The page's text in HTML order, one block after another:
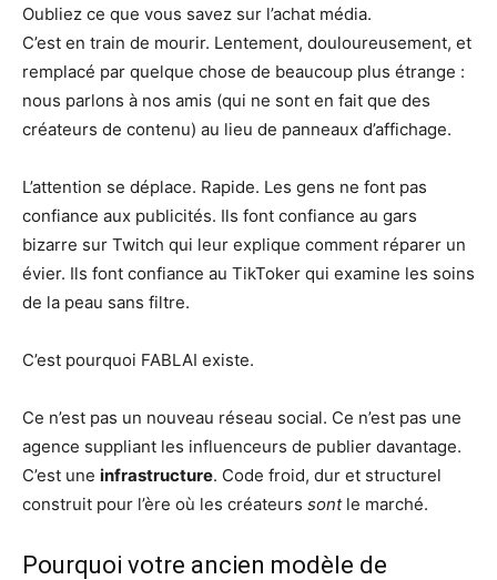
Oubliez ce que vous savez sur l’achat média.
C’est en train de mourir. Lentement, douloureusement, et
remplacé par quelque chose de beaucoup plus étrange :
nous parlons à nos amis (qui ne sont en fait que des
créateurs de contenu) au lieu de panneaux d’affichage.
L’attention se déplace. Rapide. Les gens ne font pas
confiance aux publicités. Ils font confiance au gars
bizarre sur Twitch qui leur explique comment réparer un
évier. Ils font confiance au TikToker qui examine les soins
de la peau sans filtre.
C’est pourquoi FABLAI existe.
Ce n’est pas un nouveau réseau social. Ce n’est pas une
agence suppliant les influenceurs de publier davantage.
C’est une infrastructure. Code froid, dur et structurel
construit pour l’ère où les créateurs sontle marché.
Pourquoi votre ancien modèle de